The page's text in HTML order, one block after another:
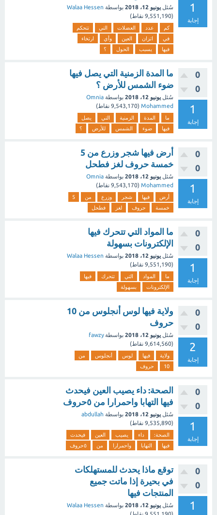
1
إجابة
سُئل يونيو 12، 2018 بواسطة Walaa Hessen
(
9,551,190 نقاط)
كم عدد العضلات التي
تتحكم
في
اتزان العين وأي
ارتخاء
فيها
يسبب الحول ؟
0
0
1
إجابة
ما المدة الزمنية التي يصل فيها
ضوء الشمس للأرض ؟
سُئل يونيو 12، 2018 بواسطة Omnia
Mohammed
(
9,543,170 نقاط)
ما المدة الزمنية التي
يصل
فيها
ضوء الشمس للأرض ؟
0
0
1
إجابة
أرض فيها شجر وزرع من 5
خمسة حروف لغز فطحل
سُئل يونيو 12، 2018 بواسطة Omnia
Mohammed
(
9,543,170 نقاط)
أرض فيها شجر وزرع من
5
خمسة
حروف لغز فطحل
0
0
1
إجابة
ما المواد التي تتحرك فيها
الإلكترونات بسهولة
سُئل يونيو 12، 2018 بواسطة Walaa Hessen
(
9,551,190 نقاط)
ما المواد التي تتحرك
فيها
الإلكترونات
بسهولة
0
0
2
إجابة
ولاية فيها لوس أنجلوس من 10
حروف
سُئل يونيو 12، 2018 بواسطةfawzy
(
9,614,560 نقاط)
ولاية فيها لوس أنجلوس
من
10
حروف
0
0
1
إجابة
الصحة: داء يصيب العين فيحدث
فيها التهابا واحمرارا من ٥حروف
سُئل يونيو 12، 2018 بواسطة abdullah
(
9,535,890 نقاط)
الصحة: داء يصيب العين
فيحدث
فيها
التهابا واحمرارا من ٥حروف
0
0
1
توقع ماذا يحدث للمستهلكات
في بحيرة إذا ماتت جميع
المنتجات فيها
سُئل يونيو 12، 2018 بواسطة Walaa Hessen